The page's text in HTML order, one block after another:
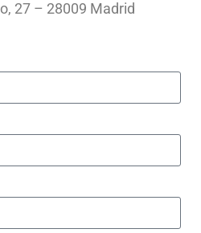
27 – 28009 Madrid